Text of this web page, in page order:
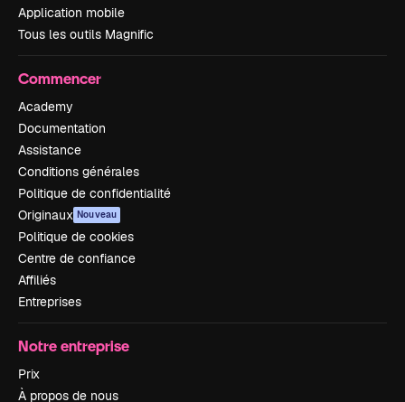
Application mobile
Tous les outils Magnific
Commencer
Academy
Documentation
Assistance
Conditions générales
Politique de confidentialité
Originaux Nouveau
Politique de cookies
Centre de confiance
Affiliés
Entreprises
Notre entreprise
Prix
À propos de nous